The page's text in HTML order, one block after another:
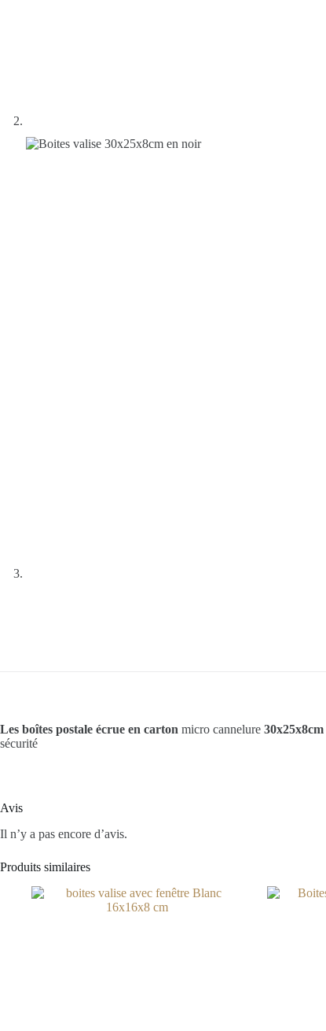
Les boîtes postale écrue en carton micro cannelure 30x25x8cm
sécurité
Avis
Il n’y a pas encore d’avis.
Produits similaires